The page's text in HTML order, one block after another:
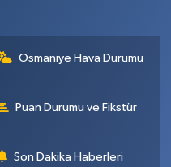
Osmaniye Hava Durumu
Puan Durumu ve Fikstür
Son Dakika Haberleri